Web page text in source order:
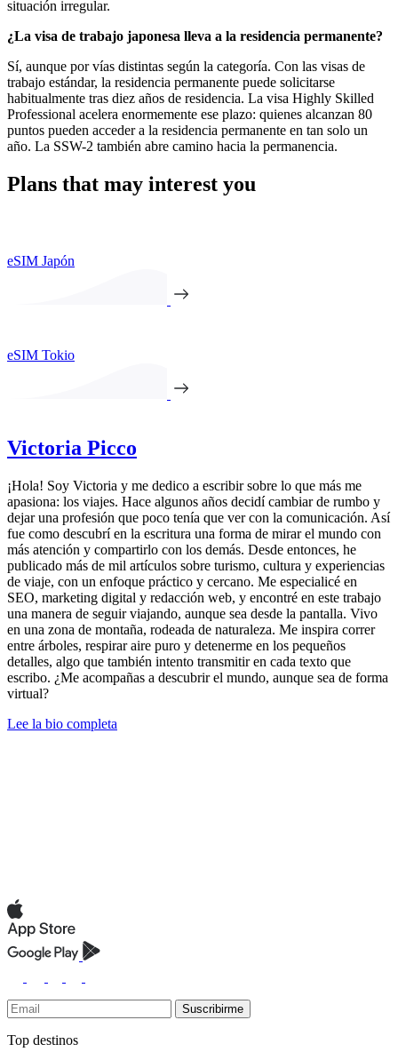
situación irregular.
¿La visa de trabajo japonesa lleva a la residencia permanente?
Sí, aunque por vías distintas según la categoría. Con las visas de
trabajo estándar, la residencia permanente puede solicitarse
habitualmente tras diez años de residencia. La visa Highly Skilled
Professional acelera enormemente ese plazo: quienes alcanzan 80
puntos pueden acceder a la residencia permanente en tan solo un
año. La SSW-2 también abre camino hacia la permanencia.
Plans that may interest you
eSIM Japón
eSIM Tokio
Victoria Picco
¡Hola! Soy Victoria y me dedico a escribir sobre lo que más me
apasiona: los viajes. Hace algunos años decidí cambiar de rumbo y
dejar una profesión que poco tenía que ver con la comunicación. Así
fue como descubrí en la escritura una forma de mirar el mundo con
más atención y compartirlo con los demás. Desde entonces, he
publicado más de mil artículos sobre turismo, cultura y experiencias
de viaje, con un enfoque práctico y cercano. Me especialicé en
SEO, marketing digital y redacción web, y encontré en este trabajo
una manera de seguir viajando, aunque sea desde la pantalla. Vivo
en una zona de montaña, rodeada de naturaleza. Me inspira correr
entre árboles, respirar aire puro y detenerme en los pequeños
detalles, algo que también intento transmitir en cada texto que
escribo. ¿Me acompañas a descubrir el mundo, aunque sea de forma
virtual?
Lee la bio completa
Suscribirme
Top destinos